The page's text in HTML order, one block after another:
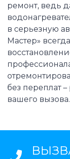
ремонт, ведь
в серьезную
Мастер»
без переплат
вашего вызова.